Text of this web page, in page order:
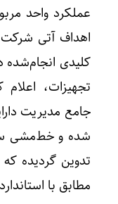
عملکرد واحد
اهداف آتی شرکت
کلیدی انجام‌شده
تجهیزات،
جامع مدیریت
شده و خط‌مشی
تدوین گردیده
مطابق با